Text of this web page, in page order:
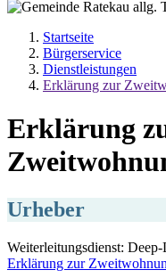
Startseite
Bürgerservice
Dienstleistungen
Erklärung zur
Erklärung
Urheber
Weiterleitungsdienst:
Erklärung zur